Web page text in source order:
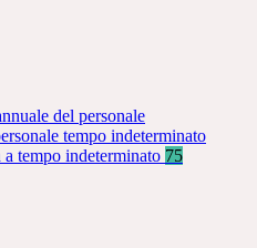
del personale
tempo indeterminato
a tempo indeterminato 75